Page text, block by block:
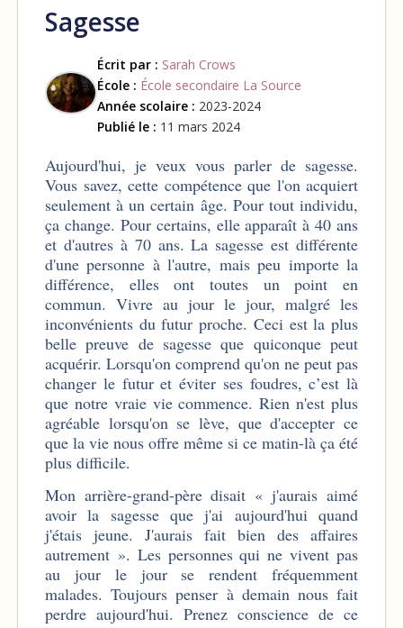
Sagesse
Écrit par : Sarah Crows
École : École secondaire La Source
Année scolaire : 2023-2024
Publié le : 11 mars 2024
Aujourd'hui, je veux vous parler de sagesse.
Vous savez, cette compétence que l'on acquiert
seulement à un certain âge. Pour tout individu,
ça change. Pour certains, elle apparaît à 40 ans
et d'autres à 70 ans. La sagesse est différente
d'une personne à l'autre, mais peu importe la
différence, elles ont toutes un point en
commun. Vivre au jour le jour, malgré les
inconvénients du futur proche. Ceci est la plus
belle preuve de sagesse que quiconque peut
acquérir. Lorsqu'on comprend qu'on ne peut pas
changer le futur et éviter ses foudres, c’est là
que notre vraie vie commence. Rien n'est plus
agréable lorsqu'on se lève, que d'accepter ce
que la vie nous offre même si ce matin-là ça été
plus difficile.
Mon arrière-grand-père disait « j'aurais aimé
avoir la sagesse que j'ai aujourd'hui quand
j'étais jeune. J'aurais fait bien des affaires
autrement ». Les personnes qui ne vivent pas
au jour le jour se rendent fréquemment
malades. Toujours penser à demain nous fait
perdre aujourd'hui. Prenez conscience de ce